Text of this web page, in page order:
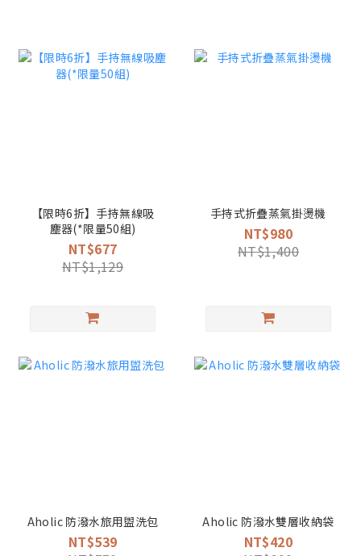
【限時6折】手持無線吸
塵器(*限量50組)
NT$677
NT$1,129
手持式折疊蒸氣掛燙機
NT$980
NT$1,400
Aholic 防潑水旅用盥洗包
NT$539
Aholic 防潑水雙層收納袋
NT$420